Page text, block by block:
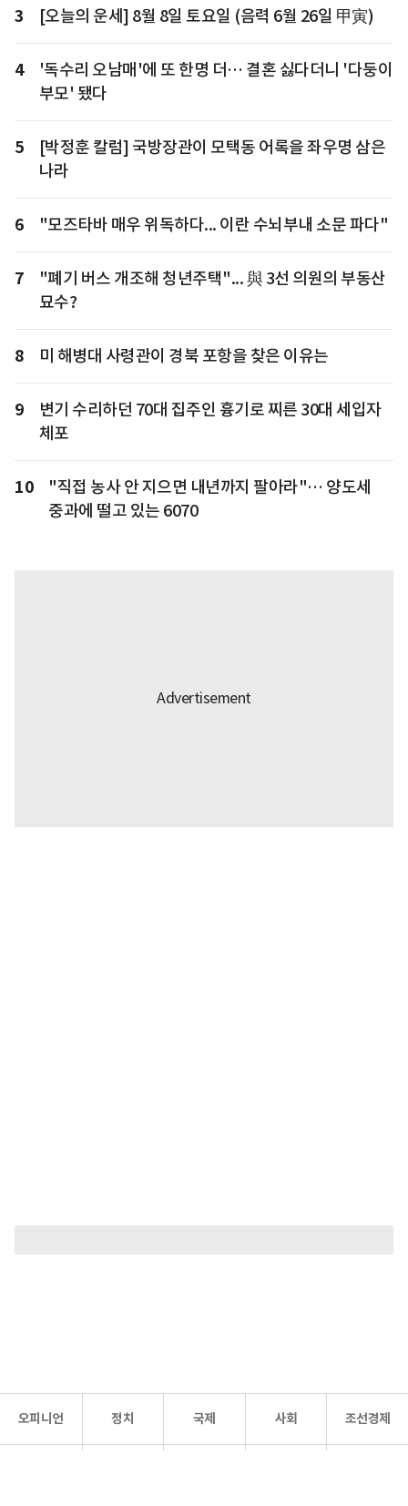
3 [오늘의 운세] 8월 8일 토요일 (음력 6월 26일 甲寅)
4
'독수리 오남매'에 또 한명 더… 결혼 싫다더니 '다둥이
부모' 됐다
5
[박정훈 칼럼] 국방장관이 모택동 어록을 좌우명 삼은
나라
6 "모즈타바 매우 위독하다... 이란 수뇌부내 소문 파다"
7
"폐기 버스 개조해 청년주택"... 與 3선 의원의 부동산
묘수?
8 미 해병대 사령관이 경북 포항을 찾은 이유는
9
변기 수리하던 70대 집주인 흉기로 찌른 30대 세입자
체포
10
"직접 농사 안 지으면 내년까지 팔아라"… 양도세
중과에 떨고 있는 6070
오피니언 정치 국제 사회 조선경제